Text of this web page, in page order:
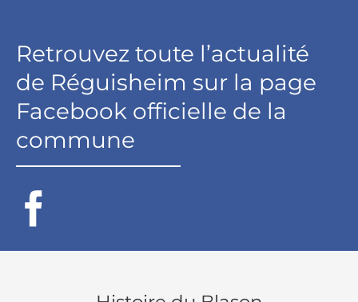
Retrouvez toute l’actualité
de Réguisheim sur la page
Facebook officielle de la
commune